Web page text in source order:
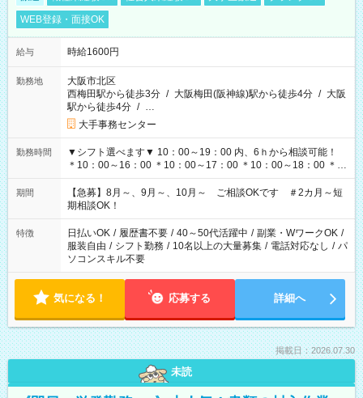
WEB登録・面接OK
給与 時給1600円
勤務地
大阪市北区
西梅田駅から徒歩3分 / 大阪梅田(阪神線)駅から徒歩4分 / 大阪
駅から徒歩4分 / …
大手事務センター
勤務時間
▼シフト選べます▼ 10：00～19：00 内、6ｈから相談可能！
＊10：00～16：00 ＊10：00～17：00 ＊10：00～18：00 ＊
11：00～19：00 ＊12：00～19：00 ＊13：00～19：00
期間
【急募】8月～、9月～、10月～ ご相談OKです ＃2カ月～短
期相談OK！
特徴 日払いOK / 履歴書不要 / 40～50代活躍中 / 副業・WワークOK /
服装自由 / シフト勤務 / 10名以上の大量募集 / 電話対応なし / パ
ソコンスキル不要
気になる！ 応募する 詳細へ
掲載日：2026.07.30
未読